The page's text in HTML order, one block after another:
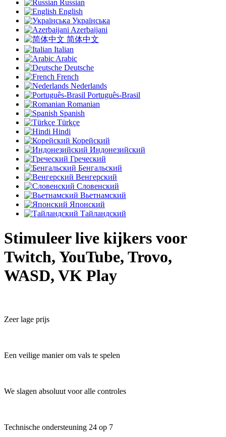
Russian
English
Українська
Azerbaijani
简体中文
Italian
Arabic
Deutsche
French
Nederlands
Português-Brasil
Romanian
Spanish
Türkçe
Hindi
Корейский
Индонезийский
Греческий
Бенгальский
Венгерский
Словенский
Вьетнамский
Японский
Тайландский
Stimuleer live kijkers voor
Twitch, YouTube, Trovo,
WASD, VK Play
Zeer lage prijs
Een veilige manier om vals te spelen
We slagen absoluut voor alle controles
Technische ondersteuning 24 op 7